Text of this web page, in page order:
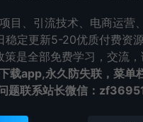
情
目、引流技术、电商运营
稳定更新5-20优质付费资
是全部免费学习，交流，
载app,永久防失联，菜单
题联系站长微信：